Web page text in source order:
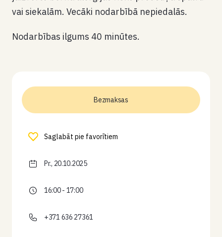
vai siekalām. Vecāki nodarbībā nepiedalās.
Nodarbības ilgums 40 minūtes.
Bezmaksas
Saglabāt pie favorītiem
Pr., 20.10.2025
16:00 - 17:00
+371 636 27361